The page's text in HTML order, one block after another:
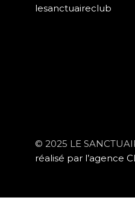
lesanctuaireclub
© 2025 LE
réalisé par l’agence